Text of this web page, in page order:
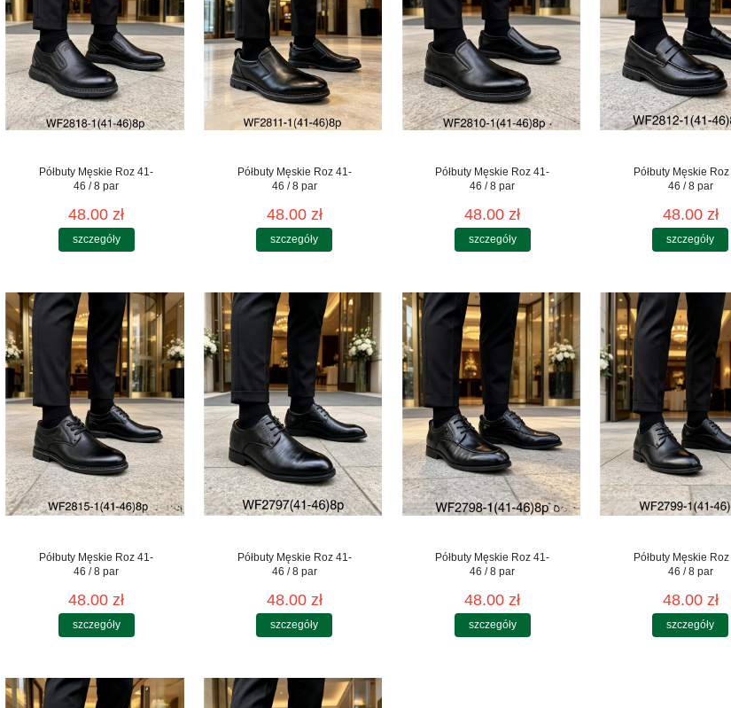
Półbuty Męskie Roz 41-
46 / 8 par
48.00 zł
szczegóły
Półbuty Męskie Roz 41-
46 / 8 par
48.00 zł
szczegóły
Półbuty Męskie Roz 41-
46 / 8 par
48.00 zł
szczegóły
Półbuty Męskie
46 / 8 par
48.00 zł
szczegóły
Półbuty Męskie Roz 41-
46 / 8 par
48.00 zł
szczegóły
Półbuty Męskie Roz 41-
46 / 8 par
48.00 zł
szczegóły
Półbuty Męskie Roz 41-
46 / 8 par
48.00 zł
szczegóły
Półbuty Męskie
46 / 8 par
48.00 zł
szczegóły